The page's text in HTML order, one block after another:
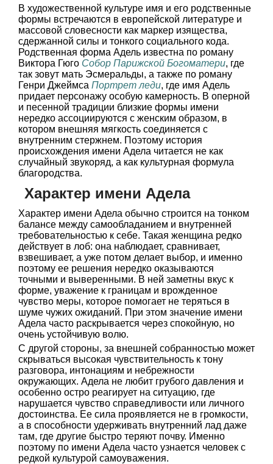
В художественной культуре имя и его родственные
формы встречаются в европейской литературе и
массовой словесности как маркер изящества,
сдержанной силы и тонкого социального кода.
Родственная форма Адель известна по роману
Виктора Гюго Собор Парижской Богоматери, где
так зовут мать Эсмеральды, а также по роману
Генри Джеймса Портрет леди, где имя Адель
придает персонажу особую камерность. В оперной
и песенной традиции близкие формы имени
нередко ассоциируются с женским образом, в
котором внешняя мягкость соединяется с
внутренним стержнем. Поэтому история
происхождения имени Адела читается не как
случайный звукоряд, а как культурная формула
благородства.
Характер имени Адела
Характер имени Адела обычно строится на тонком
балансе между самообладанием и внутренней
требовательностью к себе. Такая женщина редко
действует в лоб: она наблюдает, сравнивает,
взвешивает, а уже потом делает выбор, и именно
поэтому ее решения нередко оказываются
точными и выверенными. В ней заметны вкус к
форме, уважение к границам и врожденное
чувство меры, которое помогает не теряться в
шуме чужих ожиданий. При этом значение имени
Адела часто раскрывается через спокойную, но
очень устойчивую волю.
С другой стороны, за внешней собранностью может
скрываться высокая чувствительность к тону
разговора, интонациям и небрежности
окружающих. Адела не любит грубого давления и
особенно остро реагирует на ситуацию, где
нарушается чувство справедливости или личного
достоинства. Ее сила проявляется не в громкости,
а в способности удерживать внутренний лад даже
там, где другие быстро теряют почву. Именно
поэтому по имени Адела часто узнается человек с
редкой культурой самоуважения.